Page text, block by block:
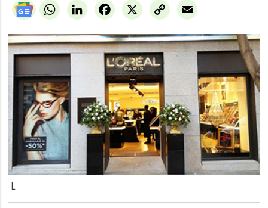
WhatsAppLinkedIn X
Facebook
Copy
Link
Email
L